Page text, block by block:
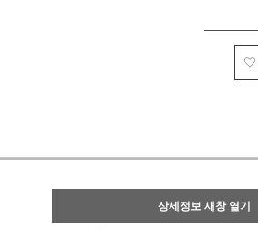
상세정보 새창 열기